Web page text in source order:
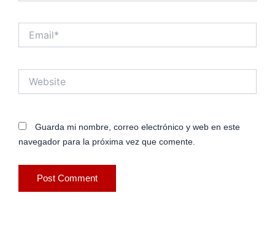
Guarda mi nombre, correo electrónico y web en este
navegador para la próxima vez que comente.